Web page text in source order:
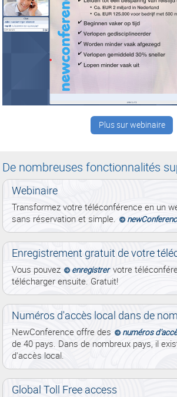
Plus sur webinaire
De nombreuses fonctionnalités
Webinaire
Transformez votre téléconférence en un
sans réservation et simple.
Enregistrement gratuit de votre
Vous pouvez enregistrer votre
télécharger ensuite. Gratuit!
Numéros d'accès local dans de
NewConference offre des numéros
de 40 pays. Dans de nombreux pays, il
d'accès local.
Global Toll Free access